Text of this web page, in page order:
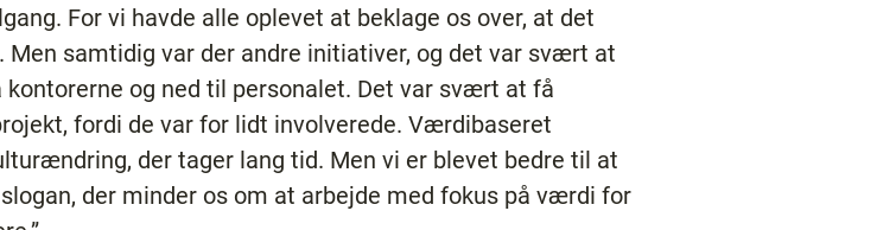
For vi havde alle oplevet at beklage os over, at det
Men samtidig var der andre initiativer, og det var svært at
og ned til personalet. Det var svært at få
fordi de var for lidt involverede. Værdibaseret
der tager lang tid. Men vi er blevet bedre til at
der minder os om at arbejde med fokus på værdi for